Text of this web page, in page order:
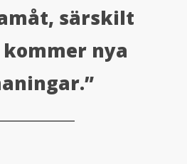
särskilt
nya